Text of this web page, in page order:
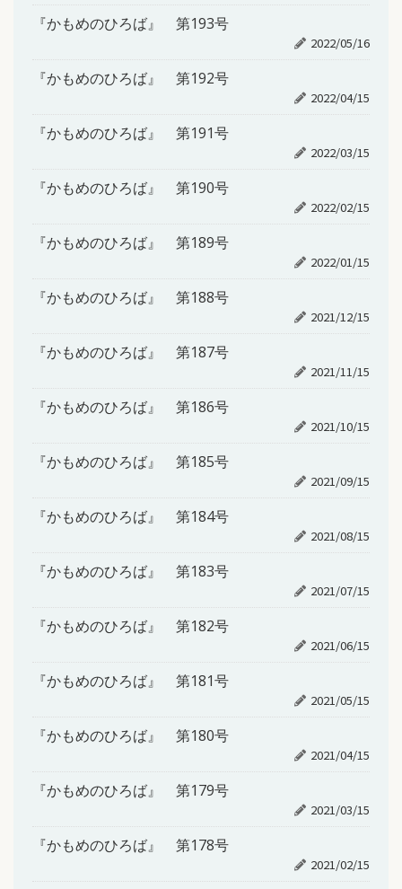
『かもめのひろば』 第193号
2022/05/16
『かもめのひろば』 第192号
2022/04/15
『かもめのひろば』 第191号
2022/03/15
『かもめのひろば』 第190号
2022/02/15
『かもめのひろば』 第189号
2022/01/15
『かもめのひろば』 第188号
2021/12/15
『かもめのひろば』 第187号
2021/11/15
『かもめのひろば』 第186号
2021/10/15
『かもめのひろば』 第185号
2021/09/15
『かもめのひろば』 第184号
2021/08/15
『かもめのひろば』 第183号
2021/07/15
『かもめのひろば』 第182号
2021/06/15
『かもめのひろば』 第181号
2021/05/15
『かもめのひろば』 第180号
2021/04/15
『かもめのひろば』 第179号
2021/03/15
『かもめのひろば』 第178号
2021/02/15